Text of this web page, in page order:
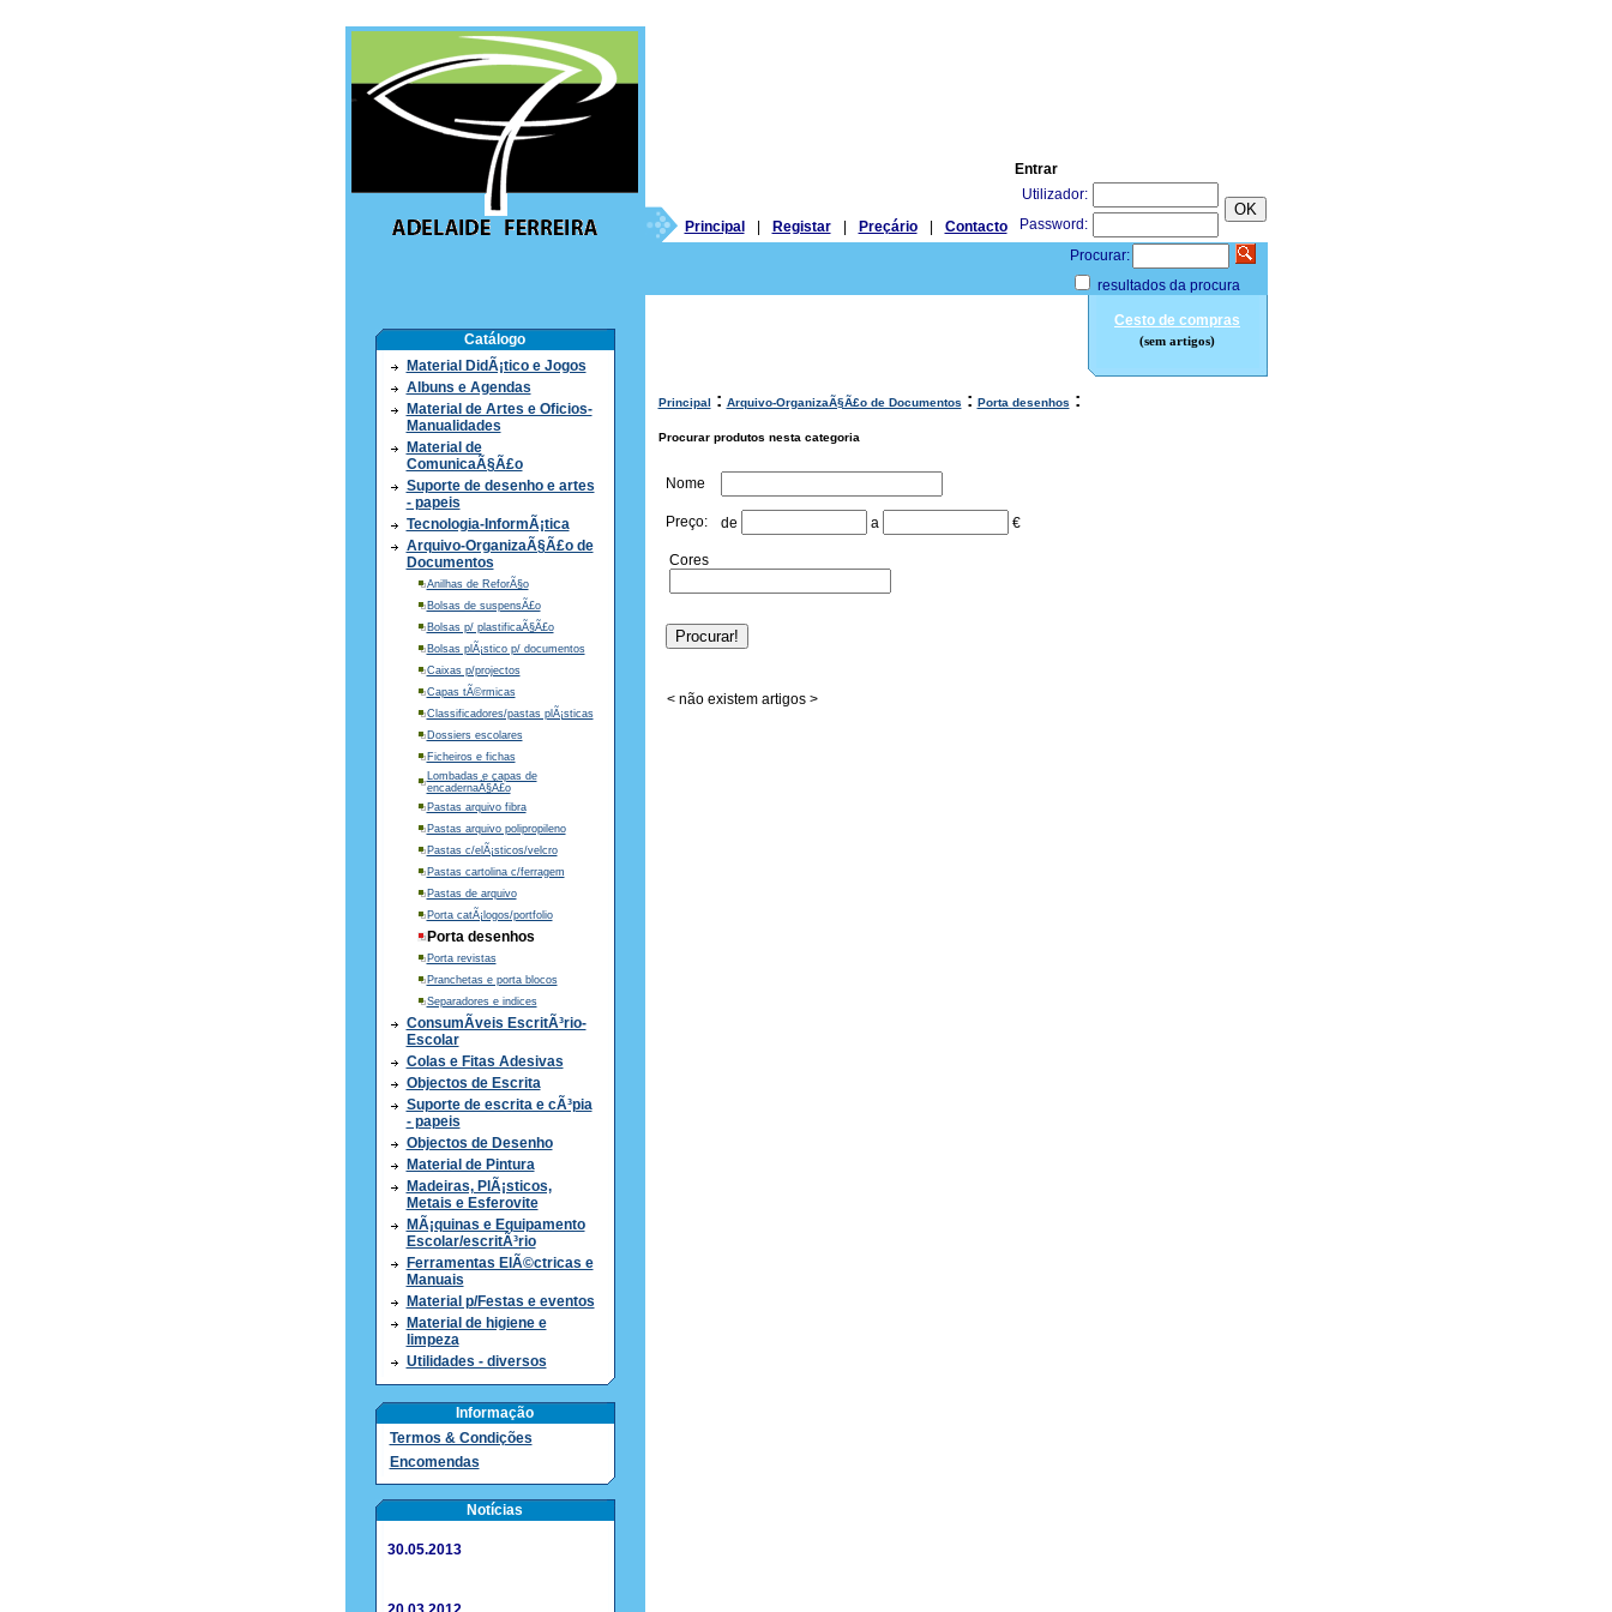
Entrar
Utilizador:
Password:
Principal Registar Preçário
Contacto
Procurar:
resultados da procura
Catálogo
Material DidÃ¡tico e Jogos
Albuns e Agendas
Material de Artes e Oficios-
Manualidades
Material de
ComunicaÃ§Ã£o
Suporte de desenho e artes
- papeis
Tecnologia-InformÃ¡tica
Arquivo-OrganizaÃ§Ã£o de
Documentos
Anilhas de ReforÃ§o
Bolsas de suspensÃ£o
Bolsas p/ plastificaÃ§Ã£o
Bolsas plÃ¡stico p/ documentos
Caixas p/projectos
Capas tÃ©rmicas
Classificadores/pastas plÃ¡sticas
Dossiers escolares
Ficheiros e fichas
Lombadas e capas de
encadernaÃ§Ã£o
Pastas arquivo fibra
Pastas arquivo polipropileno
Pastas c/elÃ¡sticos/velcro
Pastas cartolina c/ferragem
Pastas de arquivo
Porta catÃ¡logos/portfolio
Porta desenhos
Porta revistas
Pranchetas e porta blocos
Separadores e indices
ConsumÃ­veis EscritÃ³rio-
Escolar
Colas e Fitas Adesivas
Objectos de Escrita
Suporte de escrita e cÃ³pia
- papeis
Objectos de Desenho
Material de Pintura
Madeiras, PlÃ¡sticos,
Metais e Esferovite
MÃ¡quinas e Equipamento
Escolar/escritÃ³rio
Ferramentas ElÃ©ctricas e
Manuais
Material p/Festas e eventos
Material de higiene e
limpeza
Utilidades - diversos
Informação
Termos & Condições
Encomendas
Notícias
30.05.2013
Cesto de compras
(sem artigos)
Principal : Arquivo-OrganizaÃ§Ã£o de Documentos : Porta desenhos :
Procurar produtos nesta categoria
Nome
Preço: de a €
Cores
< não existem artigos >